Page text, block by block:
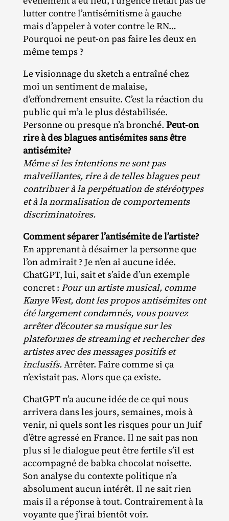
lutter contre l’antisémitisme à gauche
mais d’appeler à voter contre le RN…
Pourquoi ne peut‐​on pas faire les deux en
même temps ?
Le visionnage du sketch a entraîné chez
moi un sentiment de malaise,
d’effondrement ensuite. C’est la réaction du
public qui m’a le plus déstabilisée.
Personne ou presque n’a bronché. Peut-on
rire à des blagues antisémites sans être
antisémite?
Même si les intentions ne sont pas
malveillantes, rire à de telles blagues peut
contribuer à la perpétuation de stéréotypes
et à la normalisation de comportements
discriminatoires.
Comment séparer l’antisémite de l’artiste?
En apprenant à désaimer la personne que
l’on admirait ? Je n’en ai aucune idée.
ChatGPT, lui, sait et s’aide d’un exemple
concret : Pour un artiste musical, comme
Kanye West, dont les propos antisémites ont
été largement condamnés, vous pouvez
arrêter d'écouter sa musique sur les
plateformes de streaming et rechercher des
artistes avec des messages positifs et
inclusifs.Arrêter. Faire comme si ça
n’existait pas. Alors que ça existe.
ChatGPT n’a aucune idée de ce qui nous
arrivera dans les jours, semaines, mois à
venir, ni quels sont les risques pour un Juif
d’être agressé en France. Il ne sait pas non
plus si le dialogue peut être fertile s’il est
accompagné de babka chocolat noisette.
Son analyse du contexte politique n’a
absolument aucun intérêt. Il ne sait rien
mais il a réponse à tout. Contrairement à la
voyante que j’irai bientôt voir.